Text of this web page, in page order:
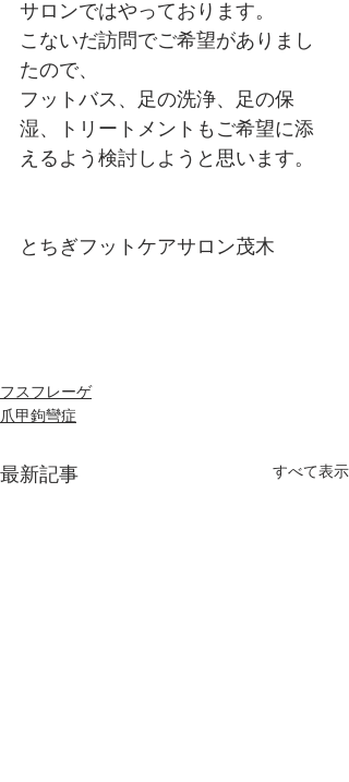
サロンではやっております。
こないだ訪問でご希望がありまし
たので、
フットバス、足の洗浄、足の保
湿、トリートメントもご希望に添
えるよう検討しようと思います。
とちぎフットケアサロン茂木
フスフレーゲ
爪甲鉤彎症
最新記事 すべて表示